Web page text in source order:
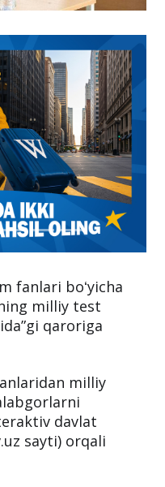
fanlari boʻyicha
milliy test
qaroriga
milliy
davlat
sayti) orqali